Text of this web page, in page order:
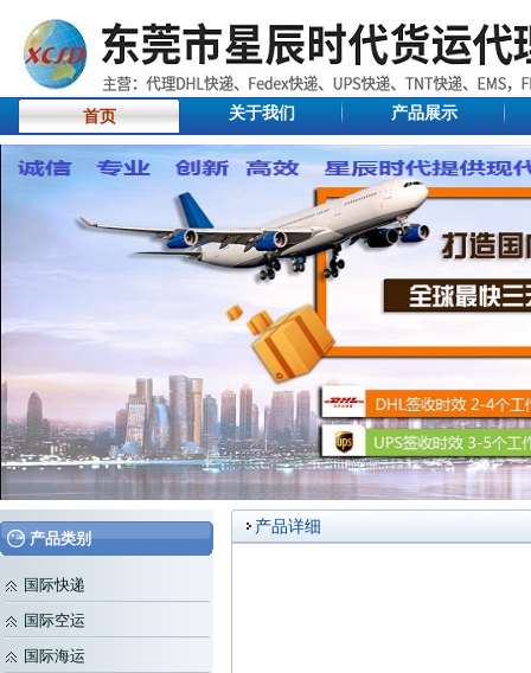
首页 关于我们 产品展示
产品类别
国际快递
国际空运
国际海运
产品详细